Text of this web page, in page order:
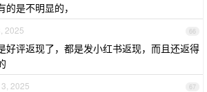
是不明显的，
66
2025
好评返现了，都是发小红书返现，而且还返得
67
2025